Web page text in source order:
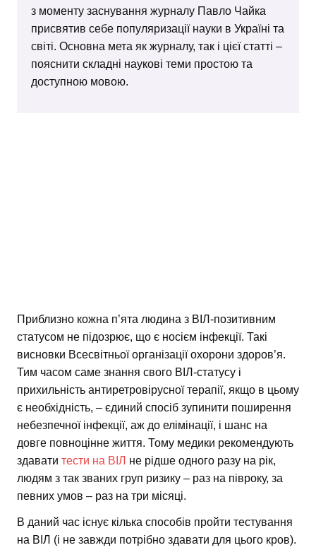
з моменту заснування журналу Павло Чайка
присвятив себе популяризації науки в Україні та
світі. Основна мета як журналу, так і цієї статті –
пояснити складні наукові теми простою та
доступною мовою.
Приблизно кожна п’ята людина з ВІЛ-позитивним
статусом не підозрює, що є носієм інфекції. Такі
висновки Всесвітньої організації охорони здоров’я.
Тим часом саме знання свого ВІЛ-статусу і
прихильність антиретровірусної терапії, якщо в цьому
є необхідність, – єдиний спосіб зупинити поширення
небезпечної інфекції, аж до елімінації, і шанс на
довге повноцінне життя. Тому медики рекомендують
здавати тести на ВІЛ не рідше одного разу на рік,
людям з так званих груп ризику – раз на півроку, за
певних умов – раз на три місяці.
В даний час існує кілька способів пройти тестування
на ВІЛ (і не завжди потрібно здавати для цього кров).